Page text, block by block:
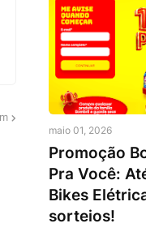
maio 01, 2026
Promoção
Pra Você:
Bikes
sorteios!